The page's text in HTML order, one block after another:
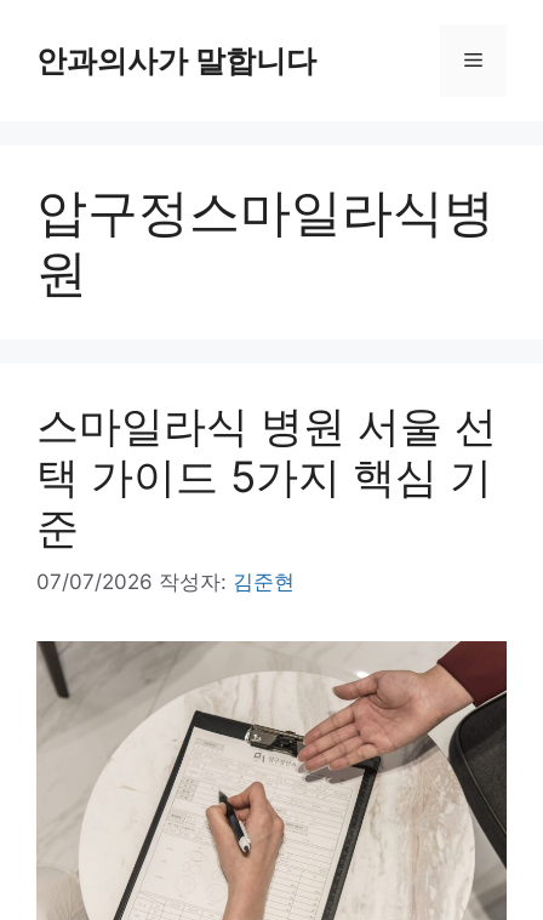
안과의사가 말합니다 메
압구정스마일라식병
원
스마일라식 병원 서울 선
택 가이드 5가지 핵심 기
준
07/07/2026 작성자: 김준현